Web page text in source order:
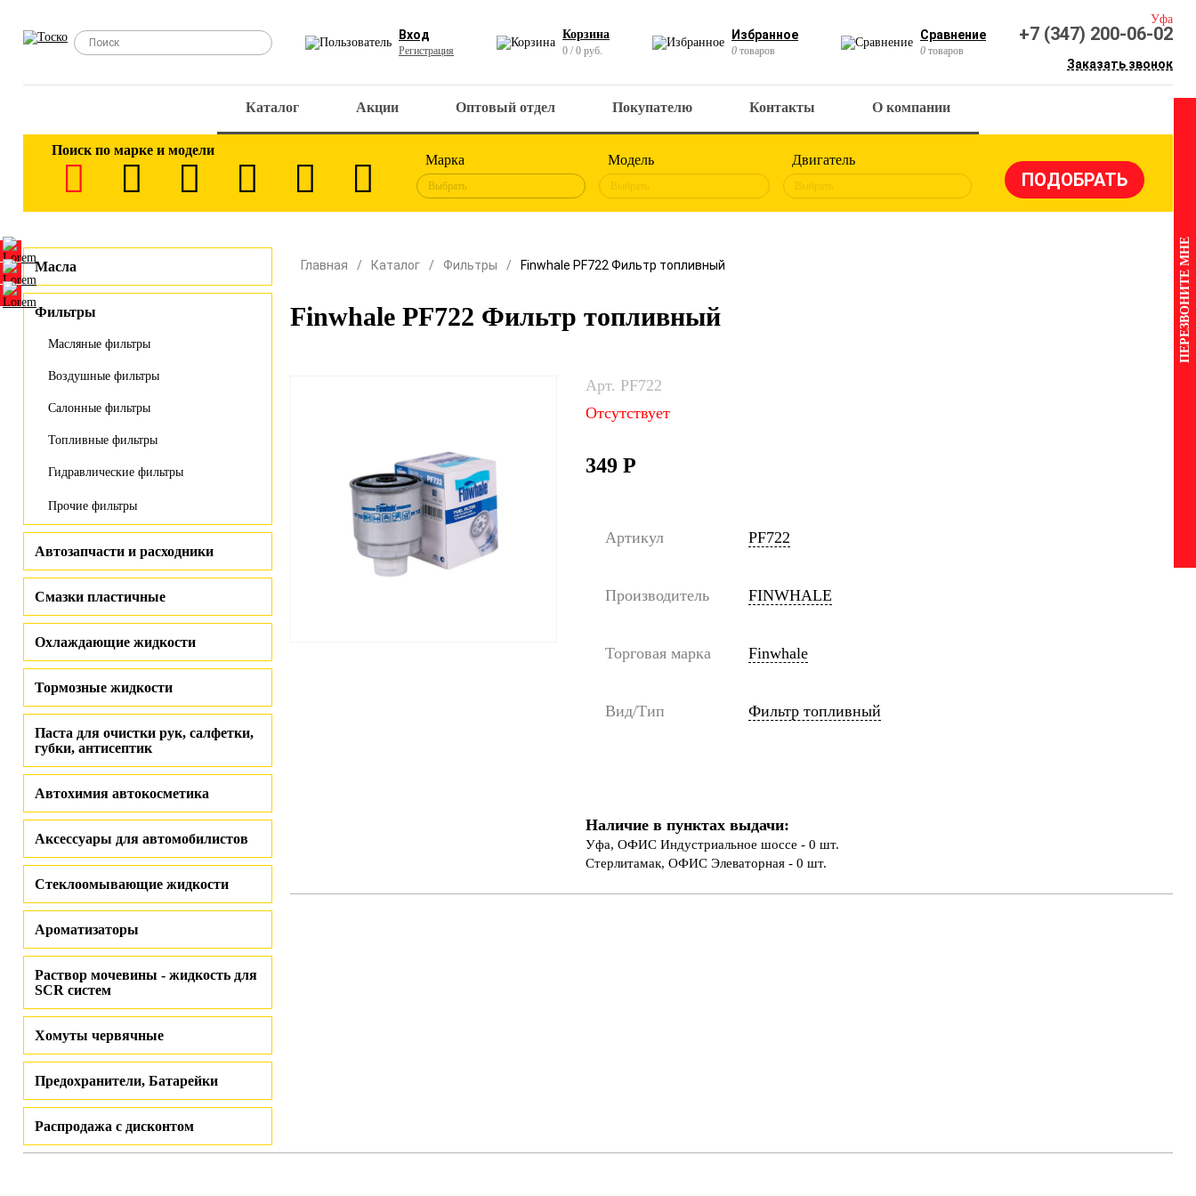
Вход
Регистрация
Корзина
0 / 0 руб.
Избранное
0 товаров
Сравнение
0 товаров
Уфа
+7 (347) 200-06-02
Заказать звонок
Каталог Акции Оптовый отдел Покупателю Контакты О компании
Поиск по марке и модели
Марка
Выбрать
Модель
Выбрать
Двигатель
Выбрать
Масла
Фильтры
Масляные фильтры
Воздушные фильтры
Салонные фильтры
Топливные фильтры
Гидравлические фильтры
Прочие фильтры
Автозапчасти и расходники
Смазки пластичные
Охлаждающие жидкости
Тормозные жидкости
Паста для очистки рук, салфетки,
губки, антисептик
Автохимия автокосметика
Аксессуары для автомобилистов
Стеклоомывающие жидкости
Ароматизаторы
Раствор мочевины - жидкость для
SCR систем
Хомуты червячные
Предохранители, Батарейки
Распродажа с дисконтом
Главная Каталог Фильтры Finwhale PF722 Фильтр топливный
Finwhale PF722 Фильтр топливный
Арт. PF722
Отсутствует
349 Р
Артикул PF722
Производитель FINWHALE
Торговая марка Finwhale
Вид/Тип Фильтр топливный
Наличие в пунктах выдачи:
Уфа, ОФИС Индустриальное шоссе - 0 шт.
Стерлитамак, ОФИС Элеваторная - 0 шт.
ПЕРЕЗВОНИТЕ МНЕ